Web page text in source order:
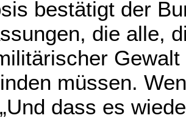
bestätigt der
die alle,
müssen.
„Und dass es